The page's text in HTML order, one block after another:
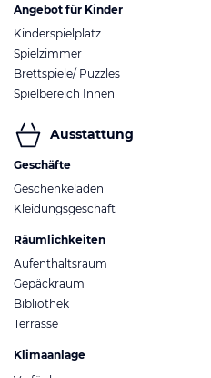
Angebot für Kinder
Kinderspielplatz
Spielzimmer
Brettspiele/ Puzzles
Spielbereich Innen
Ausstattung
Geschäfte
Geschenkeladen
Kleidungsgeschäft
Räumlichkeiten
Aufenthaltsraum
Gepäckraum
Bibliothek
Terrasse
Klimaanlage